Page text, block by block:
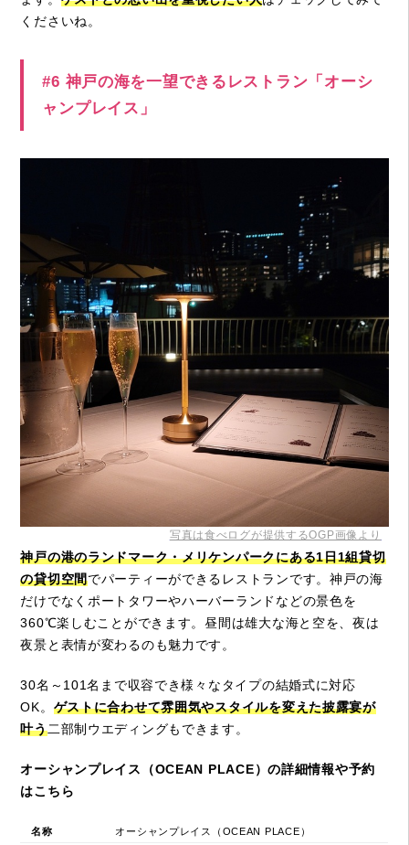
くださいね。
#6 神戸の海を一望できるレストラン「オーシ
ャンプレイス」
写真は食べログが提供するOGP画像より
神戸の港のランドマーク・メリケンパークにある1日1組貸切
の貸切空間でパーティーができるレストランです。神戸の海
だけでなくポートタワーやハーバーランドなどの景色を
360℃楽しむことができます。昼間は雄大な海と空を、夜は
夜景と表情が変わるのも魅力です。
30名～101名まで収容でき様々なタイプの結婚式に対応
OK。 ゲストに合わせて雰囲気やスタイルを変えた披露宴が
叶う二部制ウエディングもできます。
オーシャンプレイス（OCEAN PLACE）の詳細情報や予約
はこちら
名称 オーシャンプレイス（OCEAN PLACE）